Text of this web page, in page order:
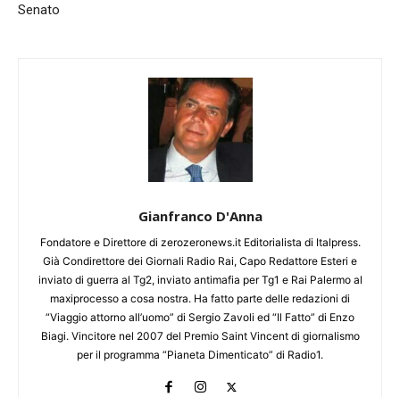
Senato
Gianfranco D'Anna
Fondatore e Direttore di zerozeronews.it Editorialista di Italpress.
Già Condirettore dei Giornali Radio Rai, Capo Redattore Esteri e
inviato di guerra al Tg2, inviato antimafia per Tg1 e Rai Palermo al
maxiprocesso a cosa nostra. Ha fatto parte delle redazioni di
“Viaggio attorno all’uomo” di Sergio Zavoli ed “Il Fatto” di Enzo
Biagi. Vincitore nel 2007 del Premio Saint Vincent di giornalismo
per il programma “Pianeta Dimenticato” di Radio1.